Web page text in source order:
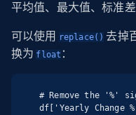
平均值、最大值、标准
可以使用 replace() 去掉
换为 float ：
# Remove the '%'
df['Yearly Change